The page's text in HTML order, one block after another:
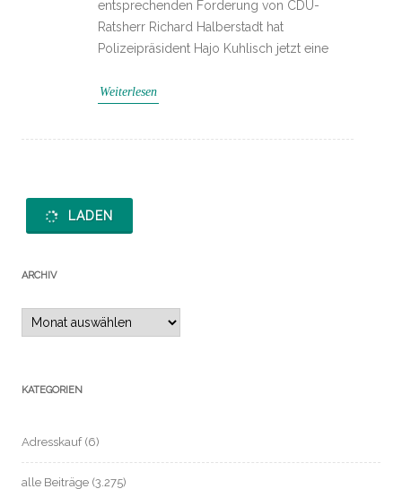
entsprechenden Forderung von CDU-
Ratsherr Richard Halberstadt hat
Polizeipräsident Hajo Kuhlisch jetzt eine
Weiterlesen
LADEN
ARCHIV
KATEGORIEN
Adresskauf(6)
alle Beiträge (3.275)